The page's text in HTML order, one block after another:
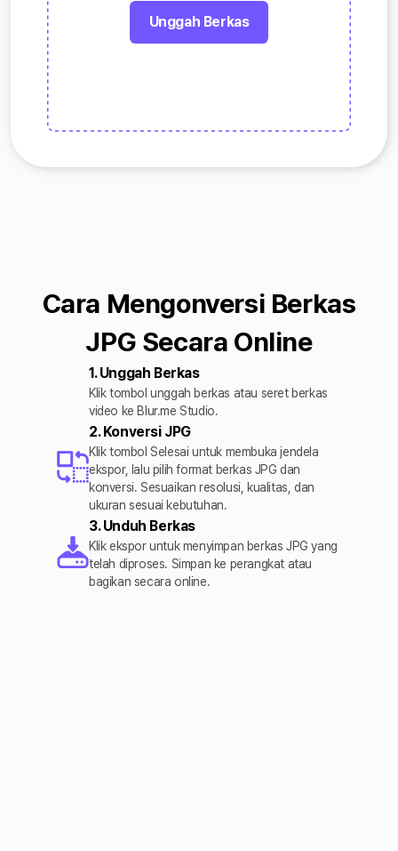
Unggah Berkas
Cara Mengonversi Berkas
JPG Secara Online
1. Unggah Berkas
Klik tombol unggah berkas atau seret berkas
video ke Blur.me Studio.
2. Konversi JPG
Klik tombol Selesai untuk membuka jendela
ekspor, lalu pilih format berkas JPG dan
konversi. Sesuaikan resolusi, kualitas, dan
ukuran sesuai kebutuhan.
3. Unduh Berkas
Klik ekspor untuk menyimpan berkas JPG yang
telah diproses. Simpan ke perangkat atau
bagikan secara online.